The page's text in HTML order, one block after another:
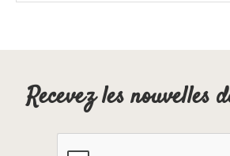
Recevez les nouvelles